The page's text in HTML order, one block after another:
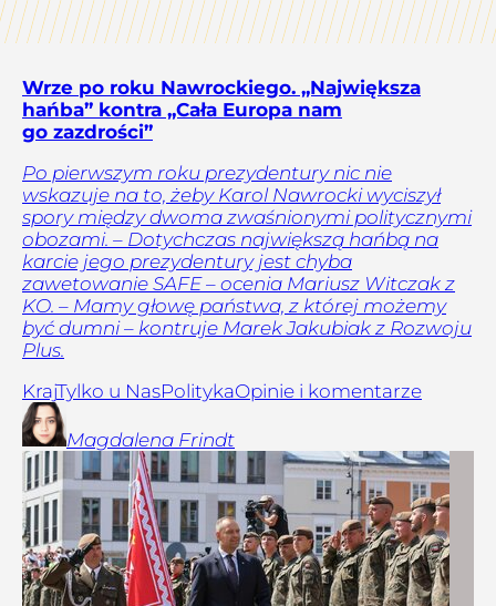
Wrze po roku Nawrockiego. „Największa
hańba” kontra „Cała Europa nam
go zazdrości”
Po pierwszym roku prezydentury nic nie
wskazuje na to, żeby Karol Nawrocki wyciszył
spory między dwoma zwaśnionymi politycznymi
obozami. – Dotychczas największą hańbą na
karcie jego prezydentury jest chyba
zawetowanie SAFE – ocenia Mariusz Witczak z
KO. – Mamy głowę państwa, z której możemy
być dumni – kontruje Marek Jakubiak z Rozwoju
Plus.
KrajTylko u NasPolitykaOpinie i komentarze
Magdalena Frindt